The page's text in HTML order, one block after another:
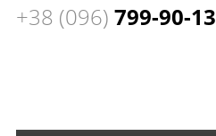
+38 (096) 799-90-13